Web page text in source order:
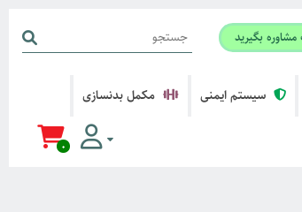
بگیرید
0
سیستم ایمنی مکمل بدنسازی